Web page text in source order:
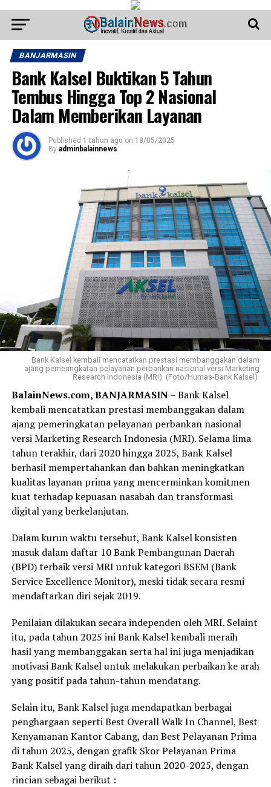
BANJARMASIN
Bank Kalsel Buktikan 5 Tahun
Tembus Hingga Top 2 Nasional
Dalam Memberikan Layanan
Published 1 tahun ago on 18/05/2025
By adminbalainnews
Bank Kalsel kembali mencatatkan prestasi membanggakan dalam
ajang pemeringkatan pelayanan perbankan nasional versi Marketing
Research Indonesia (MRI). (Foto/Humas-Bank Kalsel)
BalainNews.com, BANJARMASIN– Bank Kalsel
kembali mencatatkan prestasi membanggakan dalam
ajang pemeringkatan pelayanan perbankan nasional
versi Marketing Research Indonesia (MRI). Selama lima
tahun terakhir, dari 2020 hingga 2025, Bank Kalsel
berhasil mempertahankan dan bahkan meningkatkan
kualitas layanan prima yang mencerminkan komitmen
kuat terhadap kepuasan nasabah dan transformasi
digital yang berkelanjutan.
Dalam kurun waktu tersebut, Bank Kalsel konsisten
masuk dalam daftar 10 Bank Pembangunan Daerah
(BPD) terbaik versi MRI untuk kategori BSEM (Bank
Service Excellence Monitor), meski tidak secara resmi
mendaftarkan diri sejak 2019.
Penilaian dilakukan secara independen oleh MRI. Selaint
itu, pada tahun 2025 ini Bank Kalsel kembali meraih
hasil yang membanggakan serta hal ini juga menjadikan
motivasi Bank Kalsel untuk melakukan perbaikan ke arah
yang positif pada tahun-tahun mendatang.
Selain itu, Bank Kalsel juga mendapatkan berbagai
penghargaan seperti Best Overall Walk In Channel, Best
Kenyamanan Kantor Cabang, dan Best Pelayanan Prima
di tahun 2025, dengan grafik Skor Pelayanan Prima
Bank Kalsel yang diraih dari tahun 2020-2025, dengan
rincian sebagai berikut :